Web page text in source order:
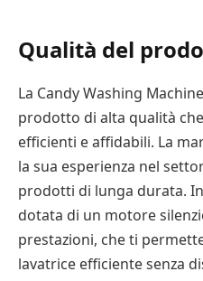
Qualità del
La Candy Washing
prodotto di alta qualità
efficienti e affidabili. La
la sua esperienza nel
prodotti di lunga durata.
dotata di un motore
prestazioni, che ti
lavatrice efficiente senza